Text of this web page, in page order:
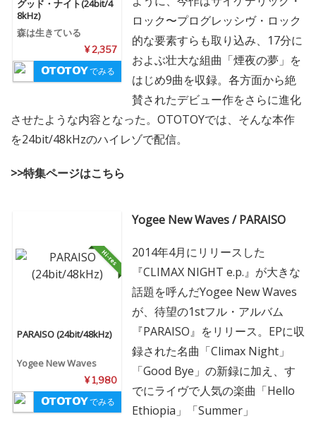
グッド・ナイト(24bit/4
8kHz)
森は生きている
¥ 2,357
でみる
ロック〜プログレッシヴ・ロック
的な要素すらも取り込み、17分に
およぶ壮大な組曲「煙夜の夢」を
はじめ9曲を収録。各方面から絶
賛されたデビュー作をさらに進化
させたような内容となった。OTOTOYでは、そんな本作
を24bit/48kHzのハイレゾで配信。
>>特集ページはこちら
PARAISO (24bit/48kHz)
Yogee New Waves
¥ 1,980
でみる
Yogee New Waves / PARAISO
2014年4月にリリースした
『CLIMAX NIGHT e.p.』が大きな
話題を呼んだYogee New Waves
が、待望の1stフル・アルバム
『PARAISO』をリリース。EPに収
録された名曲「Climax Night」
「Good Bye」の新録に加え、す
でにライヴで人気の楽曲「Hello
Ethiopia」「Summer」